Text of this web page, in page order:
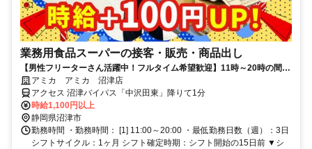
業務用食品スーパーの接客・販売・商品出し
【男性フリーターさん活躍中！フルタイム希望歓迎】11時～20時の間で
1日6h～勤務OK！しっかりシフトで安定収入GET！17時～時給100円
UP！土日祝は50円UP！＜安定して働きたい方＞＜長く腰を据えて働き
たい方＞にピッタリ◎
アミカ アミカ 沼津店
アクセス 沼津バイパス「中沢田東」降りて1分
時給1,100円以上
静岡県沼津市
勤務時間 ・勤務時間： [1] 11:00～20:00 ・最低勤務日数（週）：3日
シフトサイクル：1ヶ月 シフト確定時期：シフト開始の15日前 ▼シ